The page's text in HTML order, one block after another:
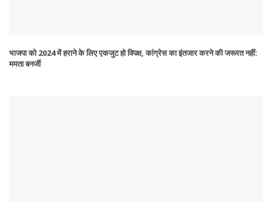
भाजपा को 2024 में हराने के लिए एकजुट हो विपक्ष, कांग्रेस का इंतजार करने की जरूरत नहीं:
ममता बनर्जी